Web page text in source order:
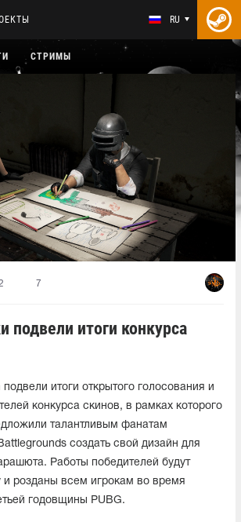
RU
СТРИМЫ
7
подвели итоги конкурса
итоги открытого голосования и
конкурса скинов, в рамках которого
талантливым фанатам
создать свой дизайн для
Работы победителей будут
и розданы всем игрокам во время
годовщины PUBG.